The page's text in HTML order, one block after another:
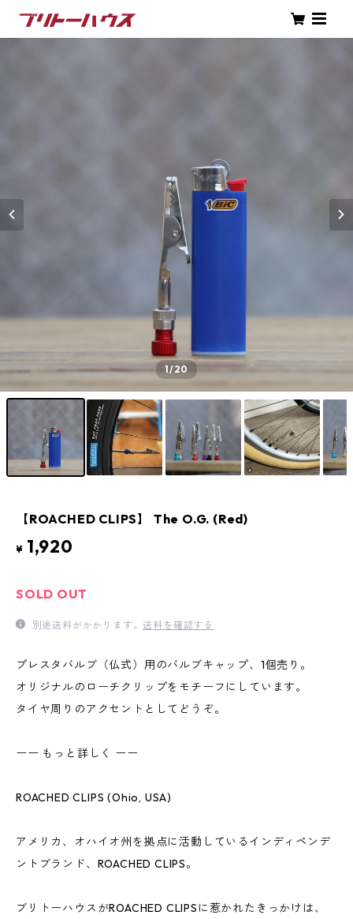
1/20
【ROACHED CLIPS】 The O.G. (Red)
¥ 1,920
SOLD OUT
別途送料がかかります。送料を確認する
プレスタバルブ（仏式）用のバルブキャップ、1個売り。
オリジナルのローチクリップをモチーフにしています。
タイヤ周りのアクセントとしてどうぞ。
ーー もっと詳しく ーー
ROACHED CLIPS (Ohio, USA)
アメリカ、オハイオ州を拠点に活動しているインディペンデ
ントブランド、ROACHED CLIPS。
ブリトーハウスがROACHED CLIPSに惹かれたきっかけは、